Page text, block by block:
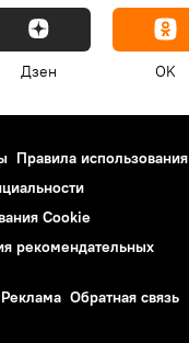
Дзен OK
Правила использования
Cookie
рекомендательных
Реклама Обратная связь